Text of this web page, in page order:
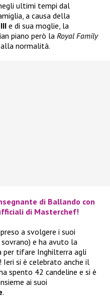
ultimi tempi dal
a causa della
e di sua moglie, la
piano però la Royal Family
normalità.
di Ballando con
di Masterchef!
a svolgere i suoi
e ha avuto la
per tifare Inghilterra agli
Ieri si è celebrato anche il
spento 42 candeline e si è
ai suoi
.